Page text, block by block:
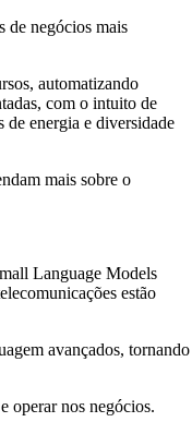
de negócios mais
automatizando
com o intuito de
de energia e diversidade
mais sobre o
Language Models
estão
avançados, tornando
operar nos negócios.